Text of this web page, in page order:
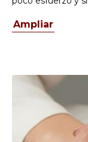
Ampliar